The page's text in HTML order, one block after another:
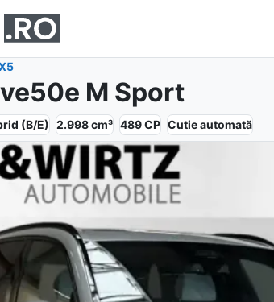
M Sport
(B/E) 2.998cm³ 489CP Cutieautomată